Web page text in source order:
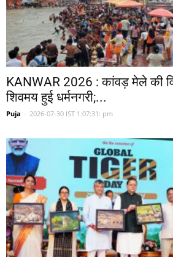
KANWAR 2026 : कांवड़ मेले की
शिवमय हुई धर्मनगरी;...
Puja - 2026-07-30 IST 1:07:31: pm